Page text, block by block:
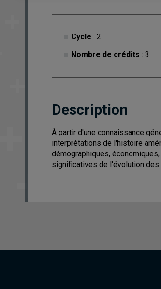
Cycle : 2
Nombre de crédits : 3
Description
À partir d'une connaissance
interprétations de l'histoire
démographiques,
significatives de l'évolution des